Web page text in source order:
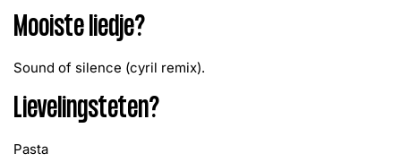
Mooiste liedje?
Sound of silence (cyril remix).
Lievelingsteten?
Pasta